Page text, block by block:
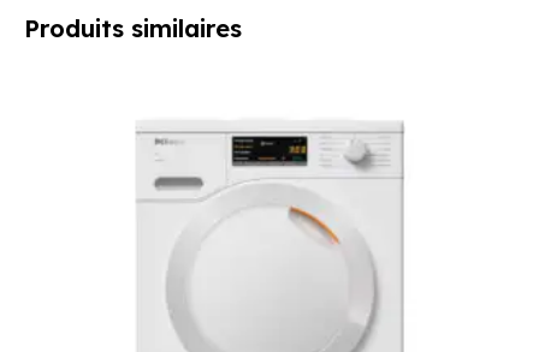
Produits similaires
initial
était :
1149,00 €.
actuel
est :
959,00 €.